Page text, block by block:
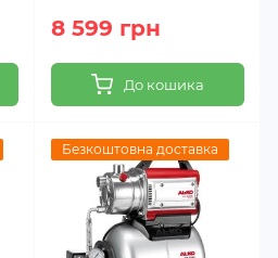
8 599 грн
До кошика
Безкоштовна доставка